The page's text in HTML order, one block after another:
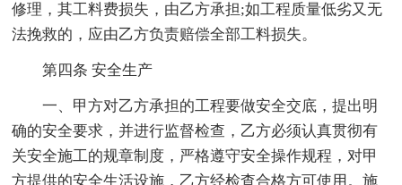
修理，其工料费损失，由乙方承担;如工程质量低劣又无
法挽救的，应由乙方负责赔偿全部工料损失。
第四条 安全生产
一、甲方对乙方承担的工程要做安全交底，提出明
确的安全要求，并进行监督检查，乙方必须认真贯彻有
关安全施工的规章制度，严格遵守安全操作规程，对甲
方提供的安全生活设施，乙方经检查合格方可使用。施